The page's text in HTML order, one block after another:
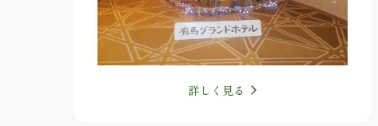
詳しく見る